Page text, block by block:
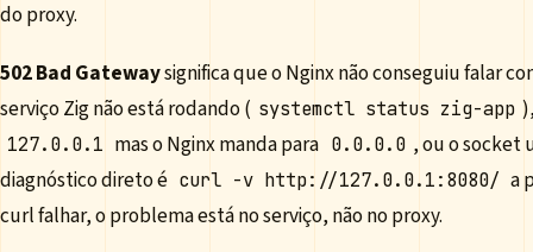
do proxy.
502 Bad Gatewaysignifica que o Nginx não conseguiu falar
serviço Zig não está rodando ( systemctl status zig-app
127.0.0.1 mas o Nginx manda para 0.0.0.0 , ou o socket
diagnóstico direto é curl -v http://127.0.0.1:8080/ a
curl falhar, o problema está no serviço, não no proxy.